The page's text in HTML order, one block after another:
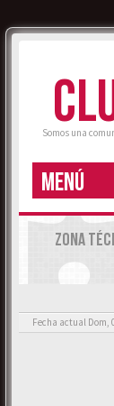
Somos una
MENÚ
ZONA
Fecha actual Dom,